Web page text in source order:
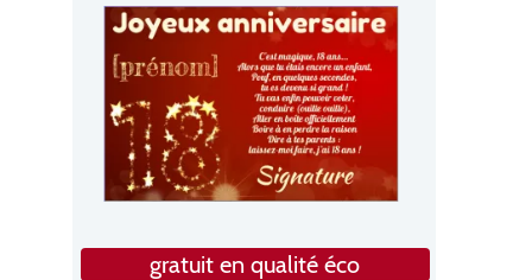
gratuit en qualité éco